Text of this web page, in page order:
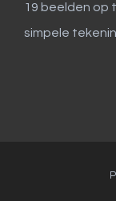
19 beelden op
simpele